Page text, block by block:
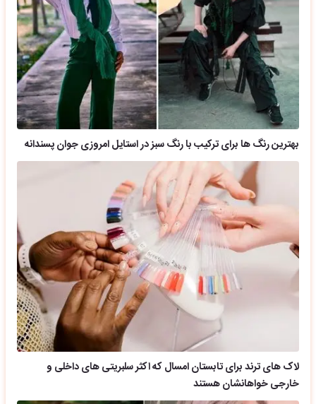
بهترین رنگ ها برای ترکیب با رنگ سبز در استایل امروزی جوان پسندانه
لاک های ترند برای تابستان امسال که اکثر سلبریتی های داخلی و
خارجی خواهانشان هستند